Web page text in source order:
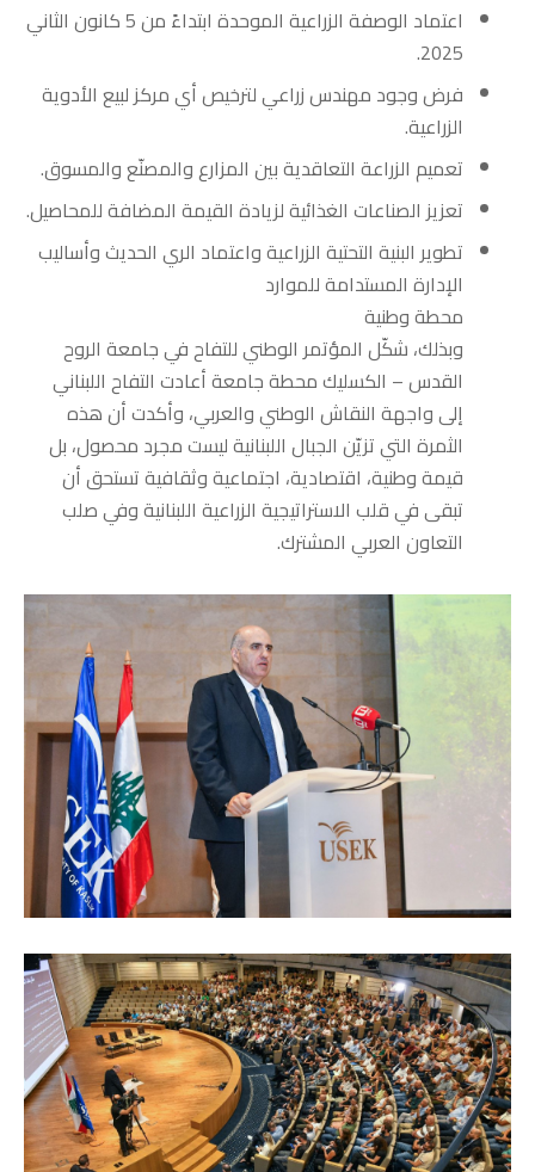
اعتماد الوصفة الزراعية الموحدة ابتداءً من 5 كانون الثاني
2025.
فرض وجود مهندس زراعي لترخيص أي مركز لبيع الأدوية
الزراعية.
تعميم الزراعة التعاقدية بين المزارع والمصنّع والمسوق.
تعزيز الصناعات الغذائية لزيادة القيمة المضافة للمحاصيل.
تطوير البنية التحتية الزراعية واعتماد الري الحديث وأساليب
الإدارة المستدامة للموارد
محطة وطنية
وبذلك، شكّل المؤتمر الوطني للتفاح في جامعة الروح
القدس – الكسليك محطة جامعة أعادت التفاح اللبناني
إلى واجهة النقاش الوطني والعربي، وأكدت أن هذه
الثمرة التي تزيّن الجبال اللبنانية ليست مجرد محصول، بل
قيمة وطنية، اقتصادية، اجتماعية وثقافية تستحق أن
تبقى في قلب الاستراتيجية الزراعية اللبنانية وفي صلب
التعاون العربي المشترك.